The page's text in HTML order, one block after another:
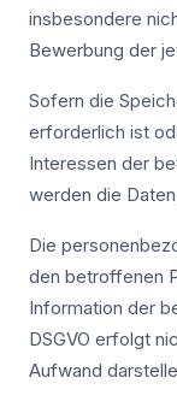
insbesondere
Bewerbung der
Sofern die
erforderlich ist
Interessen der
werden die
Die
den betroffenen
Information der
DSGVO erfolgt
Aufwand